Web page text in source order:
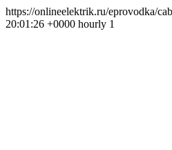
https://onlineelektrik.ru/eprovodka/
20:01:26 +0000 hourly 1